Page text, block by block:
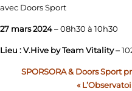
avec Doors Sport
27 mars2024– 08h30 à 10h30
Lieu : V.Hive by Team Vitality –
SPORSORA & Doors Sport
«